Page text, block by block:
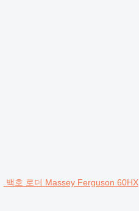
백호 로더 Massey Ferguson 60HX